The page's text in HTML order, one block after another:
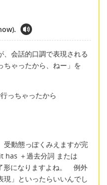
、会話的口調で表現される
ちゃったから、ねー」を
っちゃったから
受動態っぽくみえますが完
has ＋過去分詞 または
形になりますよね。 例外
現」といったらいいんでし